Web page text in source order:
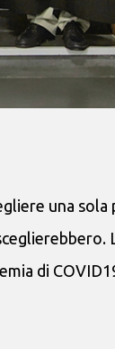
una sola
di